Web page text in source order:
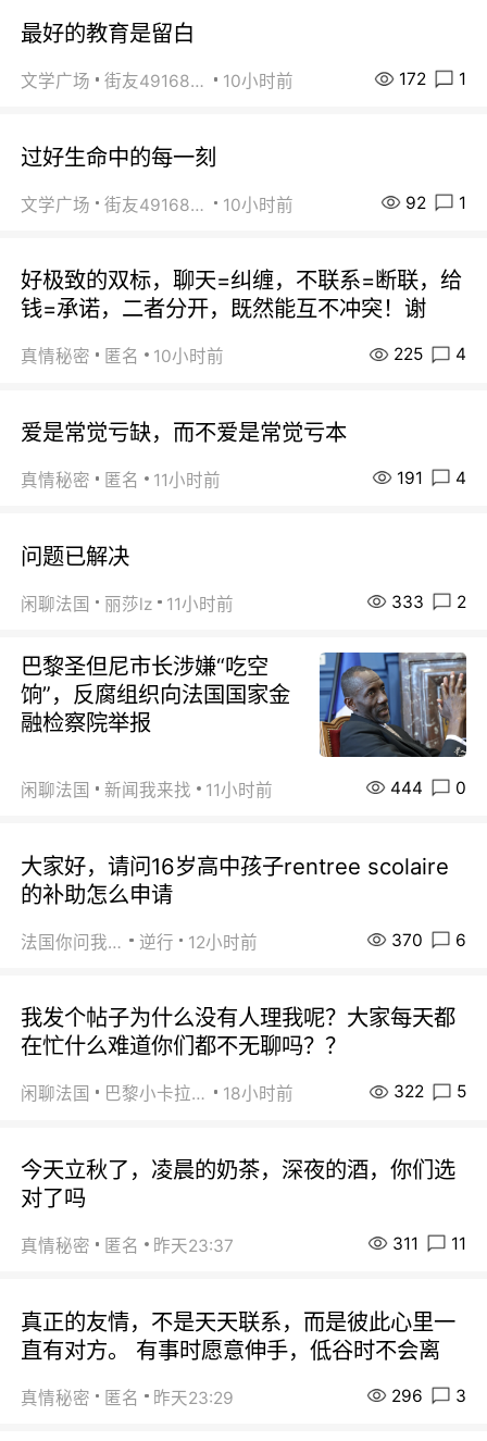
最好的教育是留白
文学广场 街友49168527 10小时前 172 1
过好生命中的每一刻
文学广场 街友49168527 10小时前 92 1
好极致的双标，聊天=纠缠，不联系=断联，给
钱=承诺，二者分开，既然能互不冲突！谢
真情秘密 匿名 10小时前 225 4
爱是常觉亏缺，而不爱是常觉亏本
真情秘密 匿名 11小时前 191 4
问题已解决
闲聊法国 丽莎lz 11小时前 333 2
巴黎圣但尼市长涉嫌“吃空
饷”，反腐组织向法国国家金
融检察院举报
闲聊法国 新闻我来找 11小时前 444 0
大家好，请问16岁高中孩子rentree scolaire
的补助怎么申请
法国你问我答 逆行 12小时前 370 6
我发个帖子为什么没有人理我呢？大家每天都
在忙什么难道你们都不无聊吗？？
闲聊法国 巴黎小卡拉咪 18小时前 322 5
今天立秋了，凌晨的奶茶，深夜的酒，你们选
对了吗
真情秘密 匿名 昨天23:37 311 11
真正的友情，不是天天联系，而是彼此心里一
直有对方。 有事时愿意伸手，低谷时不会离
真情秘密 匿名 昨天23:29 296 3